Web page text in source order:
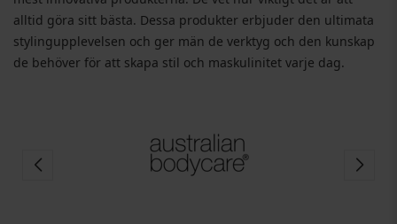
alltid göra sitt bästa. Dessa produkter erbjuder den ultimata
stylingupplevelsen och ger män de verktyg och den kunskap
de behöver för att skapa stil och maskulinitet varje dag.